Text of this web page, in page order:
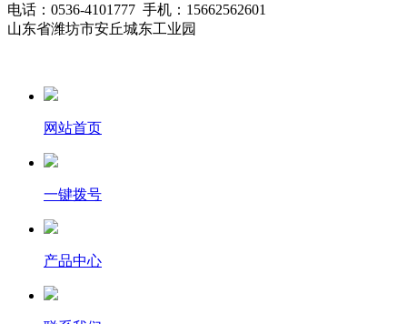
电话：0536-4101777 手机：15662562601
山东省潍坊市安丘城东工业园
网站首页
一键拨号
产品中心